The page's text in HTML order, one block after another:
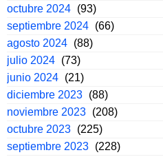
octubre 2024 (93)
septiembre 2024 (66)
agosto 2024 (88)
julio 2024 (73)
junio 2024 (21)
diciembre 2023 (88)
noviembre 2023 (208)
octubre 2023 (225)
septiembre 2023 (228)